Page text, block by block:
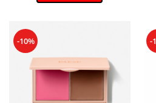
-10% -